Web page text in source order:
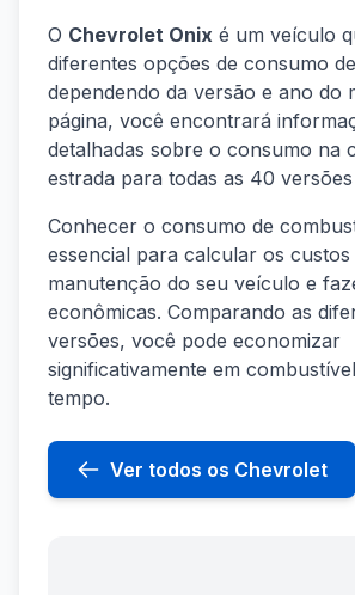
O Chevrolet Onix é um veículo
diferentes opções de consumo
dependendo da versão e ano do
página, você encontrará
detalhadas sobre o consumo na
estrada para todas as 40
Conhecer o consumo de
essencial para calcular os custos
manutenção do seu veículo e
econômicas. Comparando as
versões, você pode economizar
significativamente em
tempo.
Ver todos os Chevrolet